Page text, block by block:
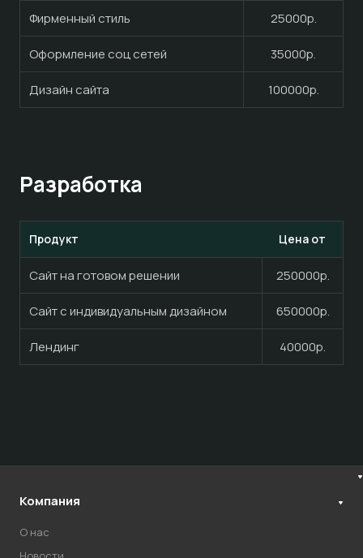
Фирменный стиль 25000р.
Оформление соц сетей 35000р.
Дизайн сайта 100000р.
Разработка
Продукт Цена от
Сайт на готовом решении 250000р.
Сайт с индивидуальным дизайном 650000р.
Лендинг 40000р.
Компания
О нас